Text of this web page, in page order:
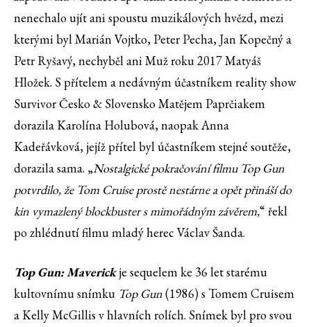
nenechalo ujít ani spoustu muzikálových hvězd, mezi
kterými byl Marián Vojtko, Peter Pecha, Jan Kopečný a
Petr Ryšavý, nechyběl ani Muž roku 2017 Matyáš
Hložek. S přítelem a nedávným účastníkem reality show
Survivor Česko & Slovensko Matějem Paprčiakem
dorazila Karolína Holubová, naopak Anna
Kadeřávková, jejíž přítel byl účastníkem stejné soutěže,
dorazila sama. „Nostalgické pokračování filmu Top Gun
potvrdilo, že Tom Cruise prostě nestárne a opět přináší do
kin vymazlený blockbuster s mimořádným závěrem,“ řekl
po zhlédnutí filmu mladý herec Václav Šanda.
Top Gun: Maverickje sequelem ke 36 let starému
kultovnímu snímku Top Gun(1986) s Tomem Cruisem
a Kelly McGillis v hlavních rolích. Snímek byl pro svou